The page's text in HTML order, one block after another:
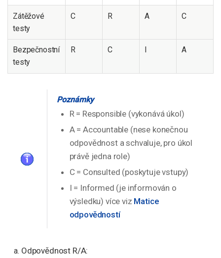
Zátěžové
testy
C R A C
Bezpečnostní
testy
R C I A
Poznámky
R = Responsible (vykonává úkol)
A = Accountable (nese konečnou
odpovědnost a schvaluje, pro úkol
právě jedna role)
C = Consulted (poskytuje vstupy)
I = Informed (je informován o
výsledku) více viz Matice
odpovědností
Odpovědnost R/A: